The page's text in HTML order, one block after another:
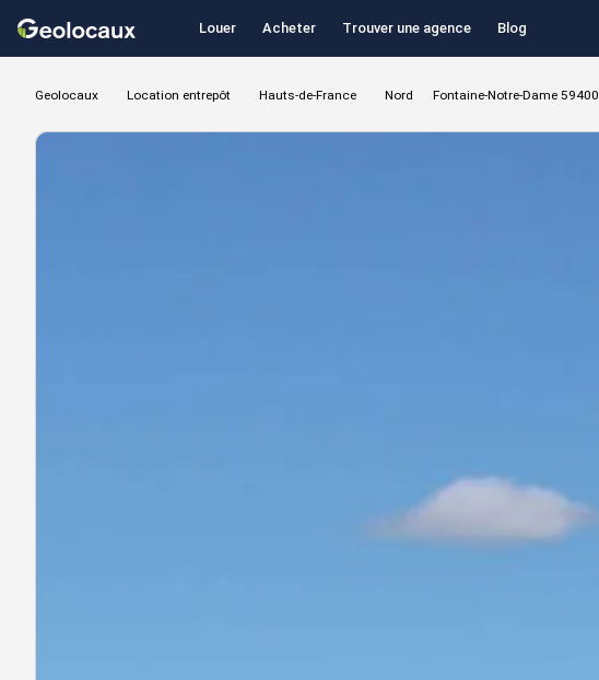
Louer Acheter Trouver une agence Blog
Geolocaux Location entrepôt Hauts-de-France Nord Fontaine-Notre-Dame 59400